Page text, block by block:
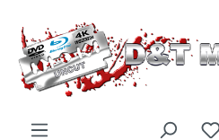
Zum Hauptinhalt springen